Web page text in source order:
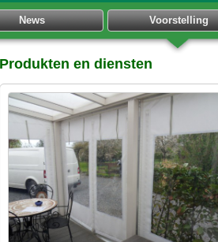
News Voorstelling
Produkten en diensten